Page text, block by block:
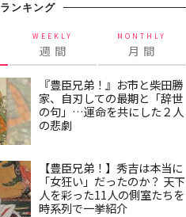
ランキング
WEEKLY
週 間
MONTHLY
月 間
『豊臣兄弟！』お市と柴田勝
家、自刃しての最期と「辞世
の句」…運命を共にした２人
の悲劇
【豊臣兄弟！】秀吉は本当に
「女狂い」だったのか？ 天下
人を彩った11人の側室たちを
時系列で一挙紹介